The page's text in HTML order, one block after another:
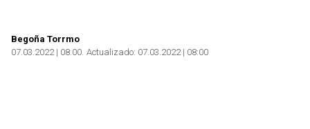
Begoña Torrmo
07.03.2022 | 08:00 Actualizado: 07.03.2022 | 08:00